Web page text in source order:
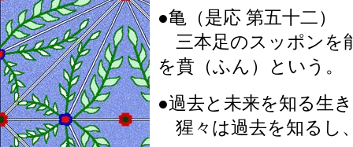
●亀（是応 第五十二）
三本足のスッポンを
を賁（ふん）という。
●過去と未来を知る生
猩々は過去を知るし